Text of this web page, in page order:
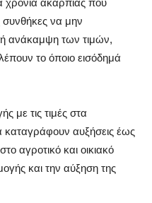
χρονιά ακαρπίας που
συνθήκες να μην
ανάκαμψη των τιμών,
το όποιο εισόδημά
με τις τιμές στα
αυξήσεις έως
αγροτικό και οικιακό
και την αύξηση της